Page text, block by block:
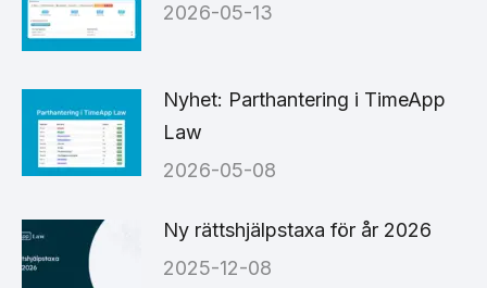
2026-05-13
Nyhet: Parthantering i TimeApp
Law
2026-05-08
Ny rättshjälpstaxa för år 2026
2025-12-08